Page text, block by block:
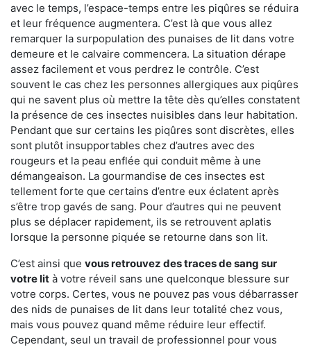
avec le temps, l’espace-temps entre les piqûres se réduira
et leur fréquence augmentera. C’est là que vous allez
remarquer la surpopulation des punaises de lit dans votre
demeure et le calvaire commencera. La situation dérape
assez facilement et vous perdrez le contrôle. C’est
souvent le cas chez les personnes allergiques aux piqûres
qui ne savent plus où mettre la tête dès qu’elles constatent
la présence de ces insectes nuisibles dans leur habitation.
Pendant que sur certains les piqûres sont discrètes, elles
sont plutôt insupportables chez d’autres avec des
rougeurs et la peau enflée qui conduit même à une
démangeaison. La gourmandise de ces insectes est
tellement forte que certains d’entre eux éclatent après
s’être trop gavés de sang. Pour d’autres qui ne peuvent
plus se déplacer rapidement, ils se retrouvent aplatis
lorsque la personne piquée se retourne dans son lit.
C’est ainsi que vous retrouvez des traces de sang sur
votre lit à votre réveil sans une quelconque blessure sur
votre corps. Certes, vous ne pouvez pas vous débarrasser
des nids de punaises de lit dans leur totalité chez vous,
mais vous pouvez quand même réduire leur effectif.
Cependant, seul un travail de professionnel pour vous